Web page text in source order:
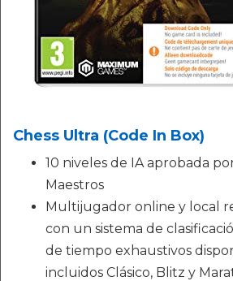
Chess Ultra (Code In Box)
10 niveles de IA aprobada
Maestros
Multijugador online y local
con un sistema de
de tiempo exhaustivos
incluidos Clásico, Blitz y